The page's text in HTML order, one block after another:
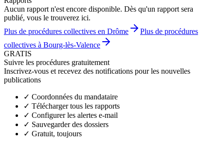
Aucun rapport n'est encore disponible. Dès qu'un rapport sera
publié, vous le trouverez ici.
Plus de procédures collectives en Drôme
Plus de procédures
collectives à Bourg-lès-Valence
GRATIS
Suivre les procédures gratuitement
Inscrivez-vous et recevez des notifications pour les nouvelles
publications
✓ Coordonnées du mandataire
✓ Télécharger tous les rapports
✓ Configurer les alertes e-mail
✓ Sauvegarder des dossiers
✓ Gratuit, toujours